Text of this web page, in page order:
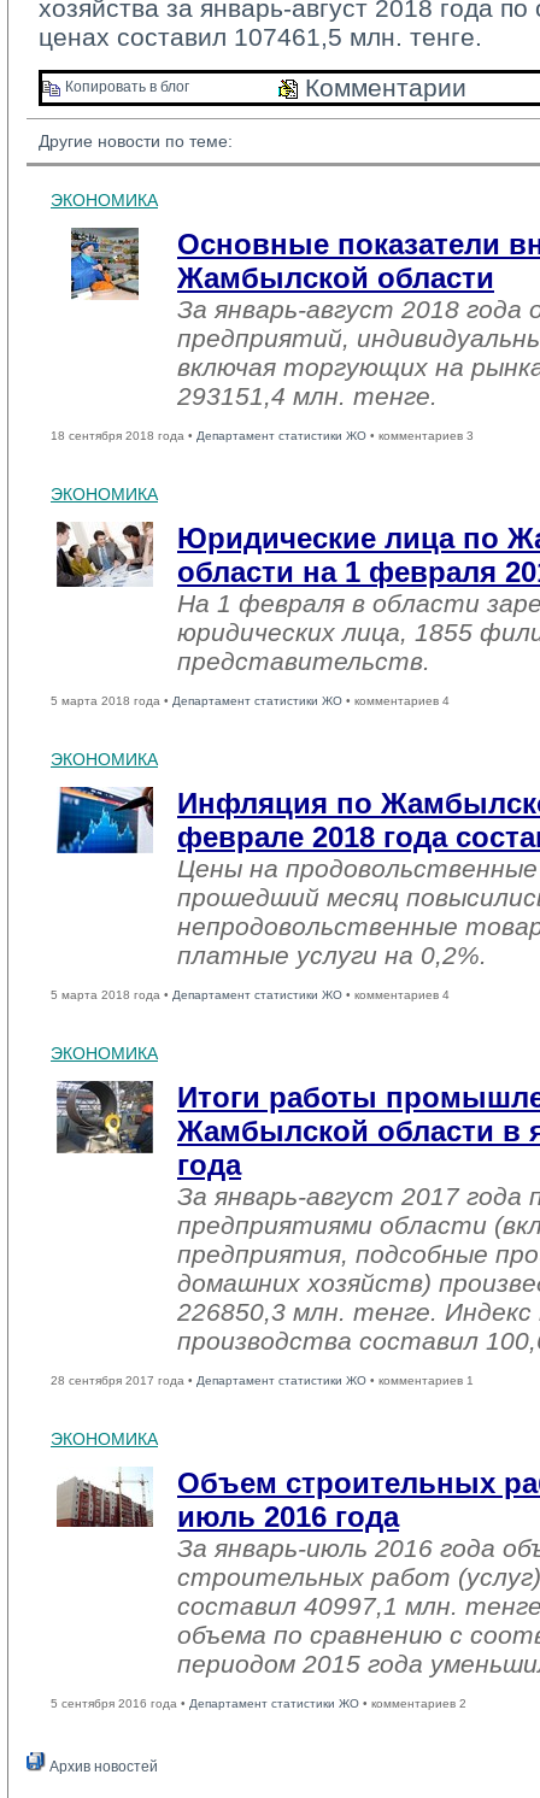
хозяйства за январь-август 2018 года
ценах составил 107461,5 млн. тенге.
Копировать в блог Комментарии
Другие новости по теме:
ЭКОНОМИКА
Основные показатели
Жамбылской области
За январь-август 2018
предприятий,
включая торгующих на
293151,4 млн. тенге.
18 сентября 2018 года • Департамент статистики ЖО • комментариев 3
ЭКОНОМИКА
Юридические лица по
области на 1 февраля
На 1 февраля в области
юридических лица, 1855
представительств.
5 марта 2018 года • Департамент статистики ЖО • комментариев 4
ЭКОНОМИКА
Инфляция по
феврале 2018 года
Цены на
прошедший месяц
непродовольственные
платные услуги на 0,2%.
5 марта 2018 года • Департамент статистики ЖО • комментариев 4
ЭКОНОМИКА
Итоги работы
Жамбылской области в
года
За январь-август 2017
предприятиями области
предприятия, подсобные
домашних хозяйств)
226850,3 млн. тенге.
производства составил
28 сентября 2017 года • Департамент статистики ЖО • комментариев 1
ЭКОНОМИКА
Объем строительных
июль 2016 года
За январь-июль 2016 года
строительных работ
составил 40997,1 млн.
объема по сравнению с
периодом 2015 года
5 сентября 2016 года • Департамент статистики ЖО • комментариев 2
Архив новостей